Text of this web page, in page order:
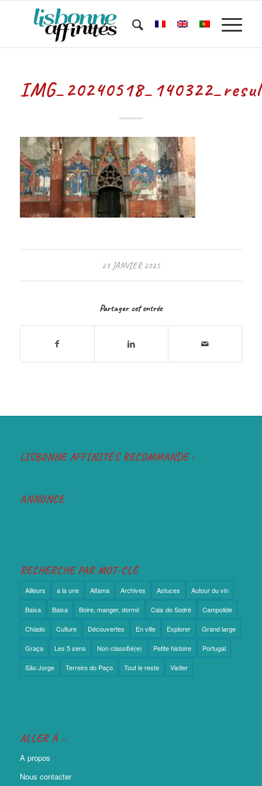
23 JANVIER 2025
Partager cet entrée
LISBONNE AFFINITÉS RECOMMANDE :
ANNONCE
RECHERCHE PAR MOT-CLÉ
Ailleurs a la une Alfama Archives Astuces Autour du vin
Baixa Baixa Boire, manger, dormir Cais do Sodré Campolide
Chiado Culture Découvertes En ville Explorer Grand large
Graça Les 5 sens Non classifié(e) Petite histoire Portugal
São Jorge Terreiro do Paço Tout le reste Visiter
ALLER À …
A propos
Nous contacter